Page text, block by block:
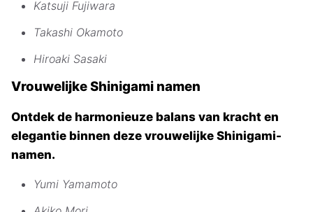
Katsuji Fujiwara
Takashi Okamoto
Hiroaki Sasaki
Vrouwelijke Shinigami namen
Ontdek de harmonieuze balans van kracht en
elegantie binnen deze vrouwelijke Shinigami-
namen.
Yumi Yamamoto